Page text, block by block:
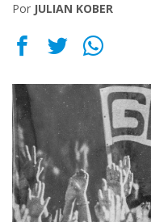
Por JULIAN KOBER